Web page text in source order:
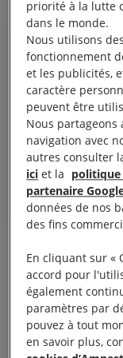
Je sais
42
plus. Je
accosté à
arrêtée par les
saisi et Carola
Nous lui
priorité à la lutte
dans le monde.
Nous utilisons
fonctionnement
et les publicités,
caractère
peuvent être
Nous
navigation avec
autres consulter
ici et la
partenaire
données de nos
des fins
En cliquant sur «
accord pour
également
paramètres par
pouvez à tout
en savoir plus,